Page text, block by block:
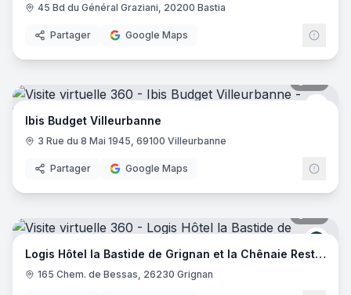
45 Bd du Général Graziani, 20200 Bastia
Partager Google Maps
Ibis
Ibis Budget Villeurbanne
3 Rue du 8 Mai 1945, 69100 Villeurbanne
Partager Google Maps
Logis Hôtel la Bastide de Grignan et la Chênaie Restaurant
165 Chem. de Bessas, 26230 Grignan